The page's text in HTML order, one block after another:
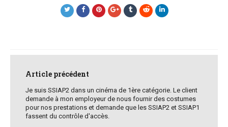
navigation
Article précédent
Je suis SSIAP2 dans un cinéma de 1ère catégorie. Le client
demande à mon employeur de nous fournir des costumes
pour nos prestations et demande que les SSIAP2 et SSIAP1
fassent du contrôle d'accès.